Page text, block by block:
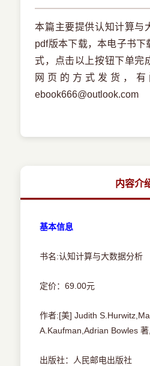
本篇主要提供认知计算与
pdf版本下载，本电子书下
式，点击以上按钮下单完
网页的方式发货，
ebook666@outlook.com
内容介
基本信息
书名:认知计算与大数据分析
定价：69.00元
作者:[美] Judith
A.Kaufman,Adrian Bowles
出版社：人民邮电出版社